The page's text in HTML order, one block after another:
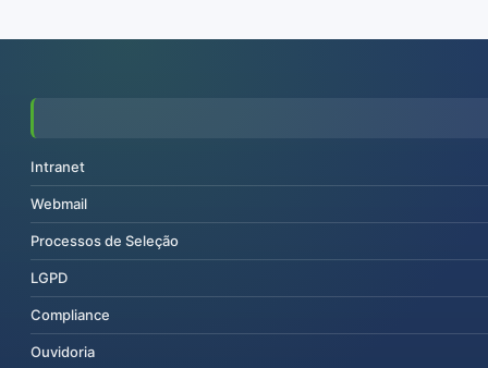
Intranet
Webmail
Processos de Seleção
LGPD
Compliance
Ouvidoria